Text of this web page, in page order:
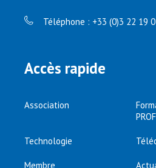
Téléphone : +33 (0)3 22 19
Accès rapide
Association
Technologie
Membre